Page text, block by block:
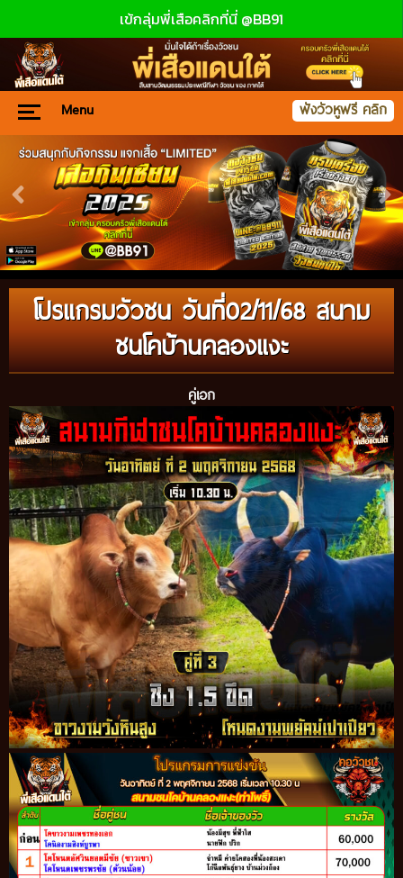
เข้กลุ่มพี่เสือคลิกที่นี่ @BB91
Menu ฟังวัวหูฟรี คลิก
โปรแกรมวัวชน วันที่02/11/68 สนาม
ชนโคบ้านคลองแงะ
คู่เอก